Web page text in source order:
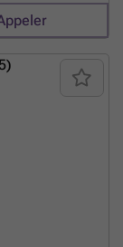
partagés...
et une
tout confort et